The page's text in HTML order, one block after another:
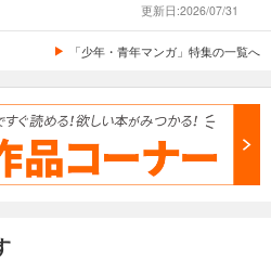
更新日:2026/07/31
「少年・青年マンガ」特集の一覧へ